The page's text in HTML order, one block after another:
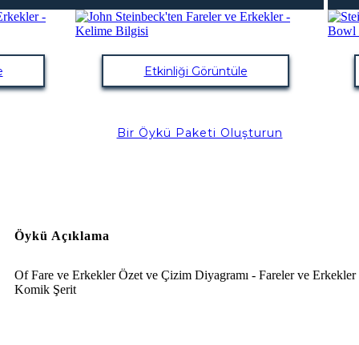
Etkinliği Görüntüle
Bir Öykü Paketi Oluşturun
Öykü Açıklama
Of Fare ve Erkekler Özet ve Çizim Diyagramı - Fareler ve Erkekler
Komik Şerit